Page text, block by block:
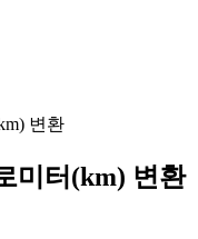
변환
미터(km) 변환